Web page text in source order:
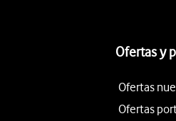
Ofertas y
Ofertas
Ofertas